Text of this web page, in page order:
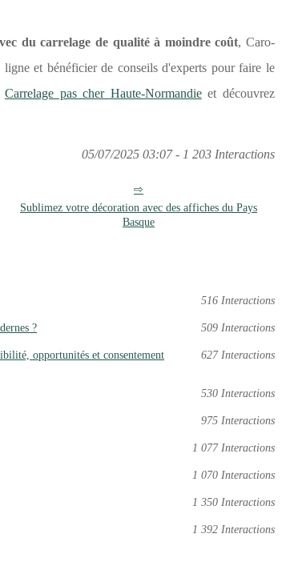
du carrelage de qualité à moindre coût, Caro-
et bénéficier de conseils d'experts pour faire le
Carrelage pas cher Haute-Normandieet découvrez
05/07/2025 03:07 - 1 203 Interactions
Sublimez votre décoration avec des affiches du Pays
Basque
516 Interactions
? 509 Interactions
opportunités et consentement
627 Interactions
530 Interactions
975 Interactions
1 077 Interactions
1 070 Interactions
1 350 Interactions
1 392 Interactions